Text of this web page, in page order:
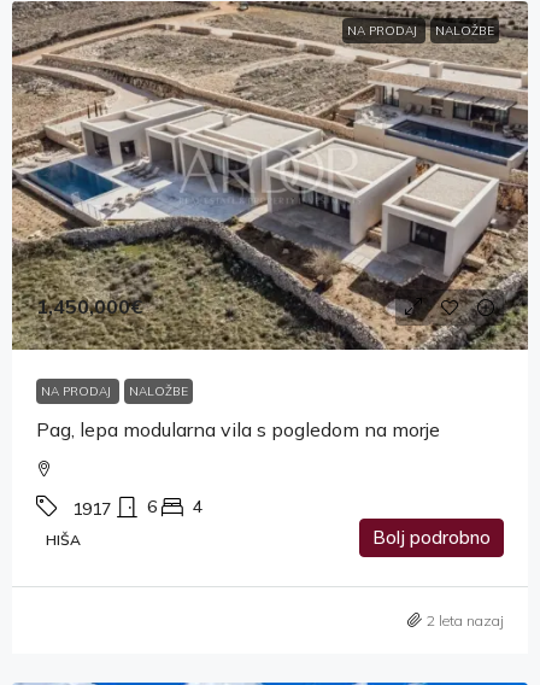
NA PRODAJ NALOŽBE
1,450,000€
NA PRODAJ NALOŽBE
Pag, lepa modularna vila s pogledom na morje
1917 6 4
HIŠA Bolj podrobno
2 leta nazaj